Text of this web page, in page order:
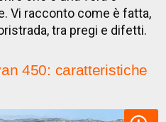
Vi racconto come è fatta,
tra pregi e difetti.
450: caratteristiche